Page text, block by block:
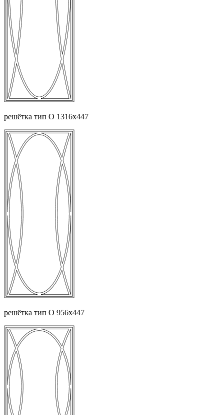
решётка тип О 1316х447
решётка тип О 956х447